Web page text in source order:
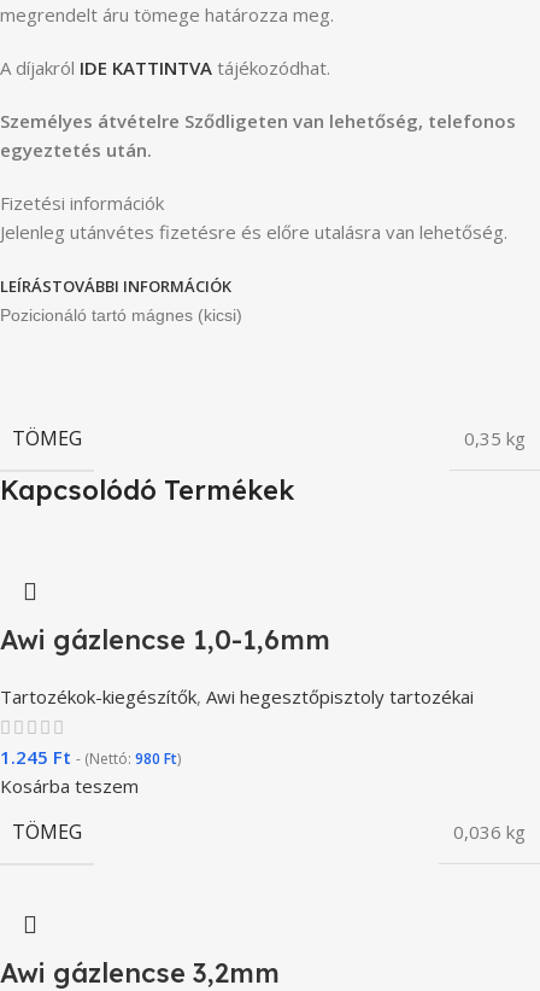
megrendelt áru tömege határozza meg.
A díjakról IDE KATTINTVA tájékozódhat.
Személyes átvételre Sződligeten van lehetőség, telefonos
egyeztetés után.
Fizetési információk
Jelenleg utánvétes fizetésre és előre utalásra van lehetőség.
LEÍRÁSTOVÁBBI INFORMÁCIÓK
Pozicionáló tartó mágnes (kicsi)
TÖMEG 0,35 kg
Kapcsolódó Termékek
Awi gázlencse 1,0-1,6mm
Tartozékok-kiegészítők, Awi hegesztőpisztoly tartozékai
1.245 Ft - (Nettó: 980 Ft)
Kosárba teszem
TÖMEG 0,036 kg
Awi gázlencse 3,2mm